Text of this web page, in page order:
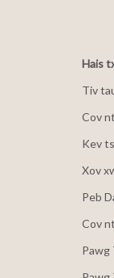
Hais
Tiv
Cov
Kev
Xov
Peb
Cov
Pawg